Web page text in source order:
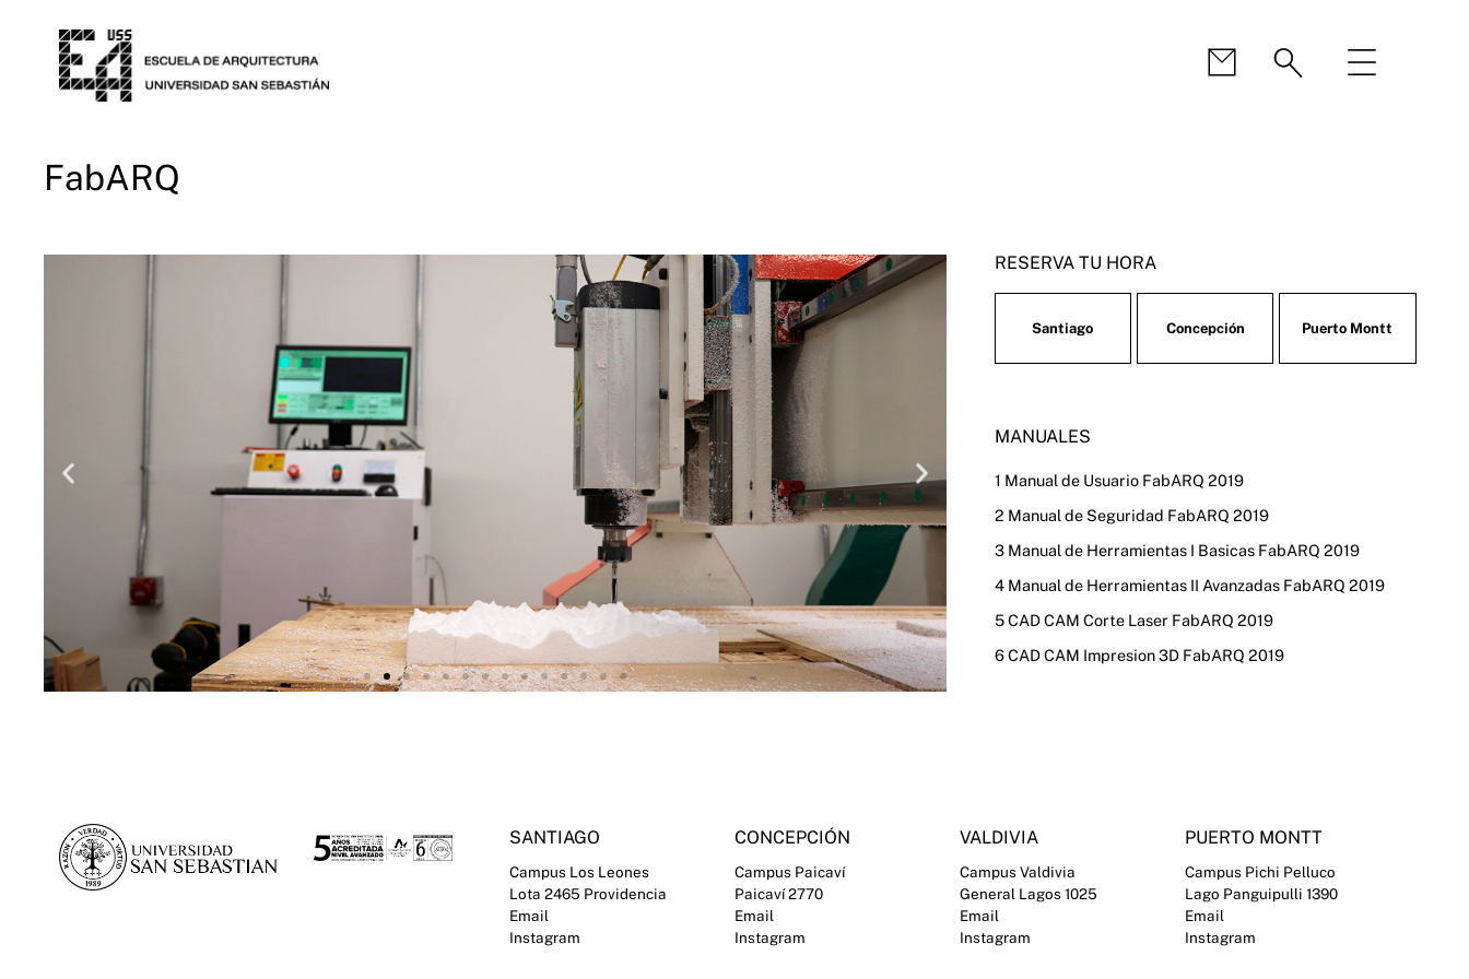
FabARQ
RESERVA TU HORA
Santiago Concepción Puerto Montt
MANUALES
1 Manual de Usuario FabARQ 2019
2 Manual de Seguridad FabARQ 2019
3 Manual de Herramientas I Basicas FabARQ 2019
4 Manual de Herramientas II Avanzadas FabARQ 2019
5 CAD CAM Corte Laser FabARQ 2019
6 CAD CAM Impresion 3D FabARQ 2019
SANTIAGO
Campus Los Leones
Lota 2465 Providencia
Email
Instagram
CONCEPCIÓN
Campus Paicaví
Paicaví 2770
Email
Instagram
VALDIVIA
Campus Valdivia
General Lagos 1025
Email
Instagram
PUERTO MONTT
Campus Pichi Pelluco
Lago Panguipulli 1390
Email
Instagram